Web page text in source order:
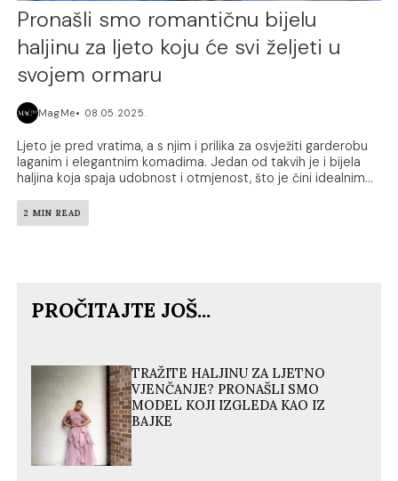
Pronašli smo romantičnu bijelu
haljinu za ljeto koju će svi željeti u
svojem ormaru
MagMe 08.05.2025.
Ljeto je pred vratima, a s njim i prilika za osvježiti garderobu
laganim i elegantnim komadima. Jedan od takvih je i bijela
haljina koja spaja udobnost i otmjenost, što je čini idealnim...
2 MIN READ
PROČITAJTE JOŠ...
TRAŽITE HALJINU ZA LJETNO
VJENČANJE? PRONAŠLI SMO
MODEL KOJI IZGLEDA KAO IZ
BAJKE